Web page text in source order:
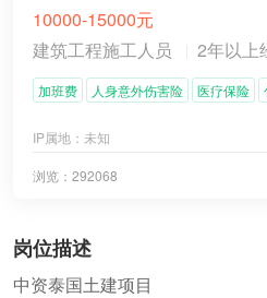
10000-15000元
建筑工程施工人员
2年以上
加班费 人身意外伤害险 医疗保险
IP属地： 未知
浏览：292068
岗位描述
中资泰国土建项目